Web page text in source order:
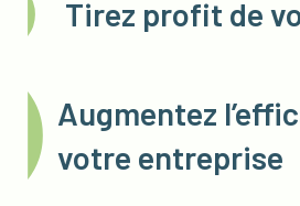
Tirez profit de
Augmentez
votre entreprise